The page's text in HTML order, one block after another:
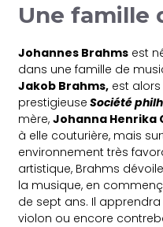
Une famille
Johannes Brahms est
dans une famille de
Jakob Brahms, est
prestigieuse Société
mère,Johanna Henrika
à elle couturière, mais
environnement très
artistique, Brahms
la musique, en
de sept ans. Il
violon ou encore